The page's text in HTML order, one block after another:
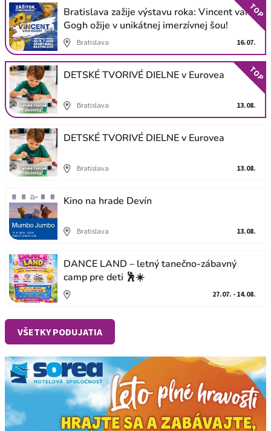
Bratislava zažije výstavu roka: Vincent van
Gogh ožije v unikátnej imerzívnej šou!
Bratislava 16.07.
TOP
DETSKÉ TVORIVÉ DIELNE v Eurovea
Bratislava 13.08.
TOP
DETSKÉ TVORIVÉ DIELNE v Eurovea
Bratislava 13.08.
Kino na hrade Devín
Bratislava 13.08.
DANCE LAND – letný tanečno-zábavný
camp pre deti 🕺☀️
27.07. - 14.08.
VŠETKY PODUJATIA